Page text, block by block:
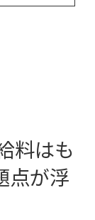
料はも
点が浮